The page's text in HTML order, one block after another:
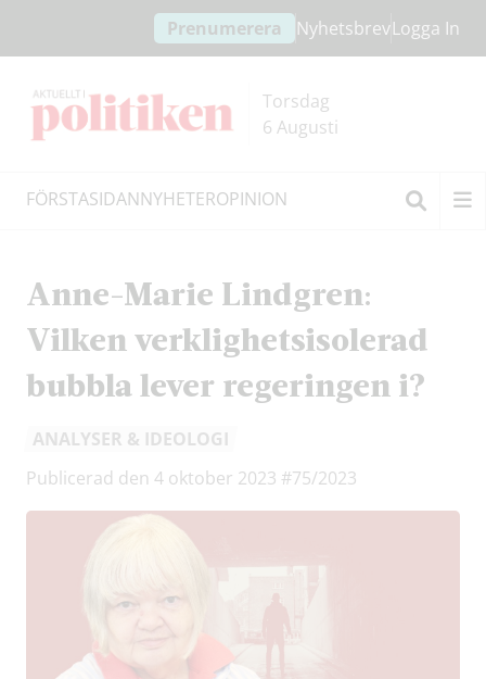
innehållet
headern
Prenumerera NyhetsbrevLogga In
Torsdag
6 Augusti
FÖRSTASIDANNYHETEROPINION
Anne-Marie Lindgren:
Vilken verklighetsisolerad
bubbla lever regeringen i?
ANALYSER & IDEOLOGI
Publicerad den 4 oktober 2023 #75/2023